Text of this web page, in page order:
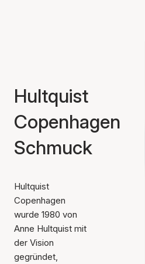
Hultquist
Copenhagen
Schmuck
Hultquist
Copenhagen
wurde 1980 von
Anne Hultquist mit
der Vision
gegründet,